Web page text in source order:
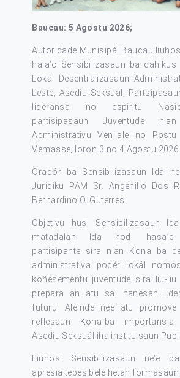
Baucau: 5 Agostu 2026;
Autoridade Munisipál Baucau
hala’o Sensibilizasaun ba dahikus
Lokál Desentralizasaun
Leste, Asediu Seksuál,
lideransa no espiritu
partisipasaun Juventude
Administrativu Venilale no Postu
Vemasse, loron 3 no 4 Agostu 2026.
Oradór ba Sensibilizasaun Ida
Juridiku PAM Sr. Angenilio Dos
Bernardino O. Guterres.
Objetivu husi Sensibilizasaun
matadalan Ida hodi hasa’e
partisipante sira nian Kona ba
administrativa podér lokál
koñesementu juventude sira liu-
prepara an atu sai hanesan
futuru. Aleinde nee atu
reflesaun Kona-ba
Asediu Seksuál iha instituisaun
Liuhosi Sensibilizasaun ne’e
apresia tebes bele hetan formasaun